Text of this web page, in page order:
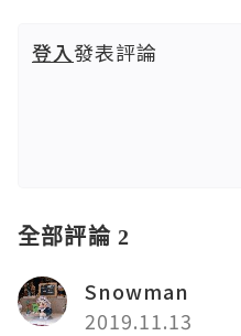
登入發表評論
全部評論 2
Snowman
2019.11.13